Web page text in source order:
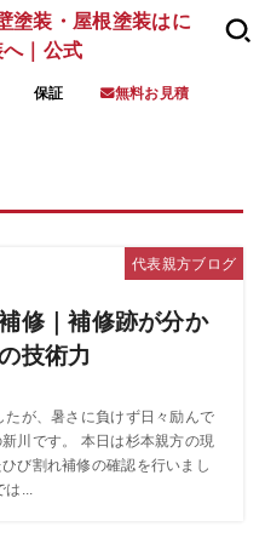
保証 無料お見積
代表親方ブログ
修｜補修跡が分か
技術力
たが、暑さに負けず日々励んで
川です。 本日は杉本親方の現
び割れ補修の確認を行いまし
...